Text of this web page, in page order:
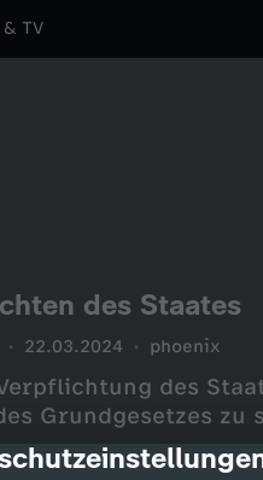
description
TV
des Staates
22.03.2024 phoenix
des
Grundgesetzes zu